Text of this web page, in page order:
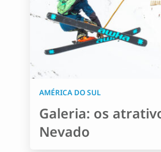
AMÉRICA DO SUL
Galeria: os
Nevado